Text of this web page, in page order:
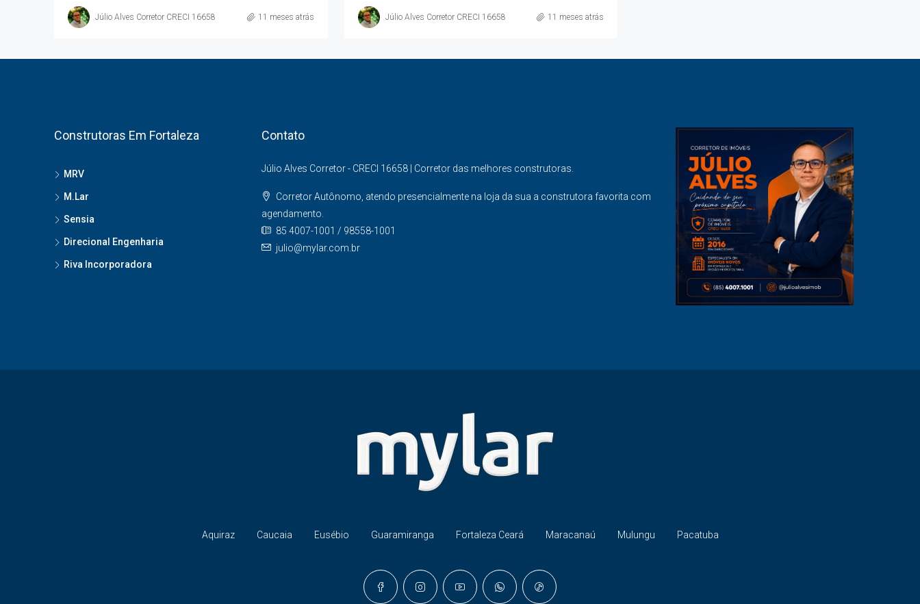
Júlio Alves Corretor CRECI 16658 11 meses atrás Júlio Alves Corretor CRECI 16658 11 meses atrás
Construtoras Em Fortaleza
MRV
M.Lar
Sensia
Direcional Engenharia
Riva Incorporadora
Contato
Júlio Alves Corretor - CRECI 16658 | Corretor das melhores construtoras.
Corretor Autônomo, atendo presencialmente na loja da sua a construtora favorita com
agendamento.
85 4007-1001 / 98558-1001
julio@mylar.com.br
Aquiraz Caucaia Eusébio Guaramiranga Fortaleza Ceará Maracanaú Mulungu Pacatuba